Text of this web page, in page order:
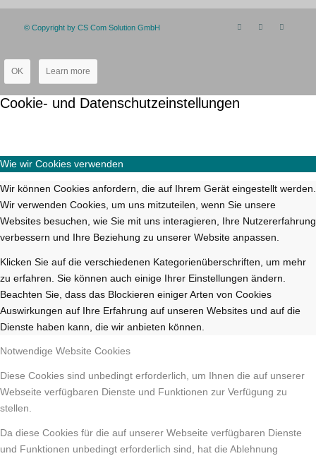
© Copyright by CS Com Solution GmbH
OK Learn more
Cookie- und Datenschutzeinstellungen
Wie wir Cookies verwenden
Wir können Cookies anfordern, die auf Ihrem Gerät eingestellt werden.
Wir verwenden Cookies, um uns mitzuteilen, wenn Sie unsere
Websites besuchen, wie Sie mit uns interagieren, Ihre Nutzererfahrung
verbessern und Ihre Beziehung zu unserer Website anpassen.
Klicken Sie auf die verschiedenen Kategorienüberschriften, um mehr
zu erfahren. Sie können auch einige Ihrer Einstellungen ändern.
Beachten Sie, dass das Blockieren einiger Arten von Cookies
Auswirkungen auf Ihre Erfahrung auf unseren Websites und auf die
Dienste haben kann, die wir anbieten können.
Notwendige Website Cookies
Diese Cookies sind unbedingt erforderlich, um Ihnen die auf unserer
Webseite verfügbaren Dienste und Funktionen zur Verfügung zu
stellen.
Da diese Cookies für die auf unserer Webseite verfügbaren Dienste
und Funktionen unbedingt erforderlich sind, hat die Ablehnung